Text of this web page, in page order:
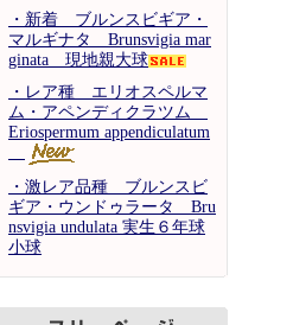
・新着 ブルンスビギア・
マルギナタ Brunsvigia mar
ginata 現地親大球
・レア種 エリオスペルマ
ム・アペンディクラツム
Eriospermum appendiculatum
・激レア品種 ブルンスビ
ギア・ウンドゥラータ Bru
nsvigia undulata 実生６年球
小球